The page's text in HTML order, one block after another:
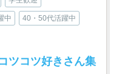
中 40・50代活躍中
ツコツ好きさん集